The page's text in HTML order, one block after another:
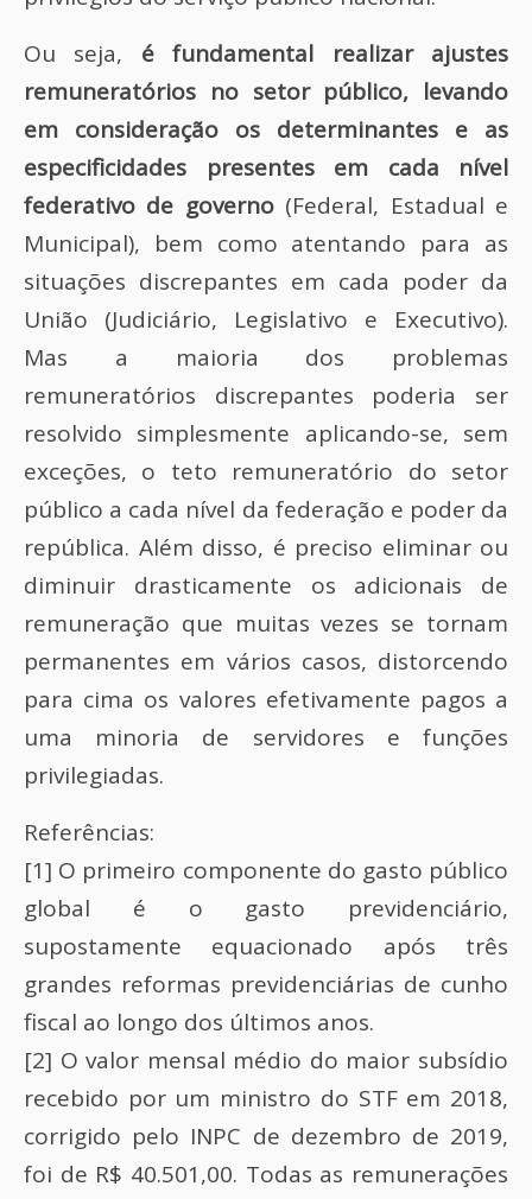
Ou seja, é fundamental realizar ajustes
remuneratórios no setor público, levando
em consideração os determinantes e as
especificidades presentes em cada nível
federativo de governo(Federal, Estadual e
Municipal), bem como atentando para as
situações discrepantes em cada poder da
União (Judiciário, Legislativo e Executivo).
Mas a maioria dos problemas
remuneratórios discrepantes poderia ser
resolvido simplesmente aplicando-se, sem
exceções, o teto remuneratório do setor
público a cada nível da federação e poder da
república. Além disso, é preciso eliminar ou
diminuir drasticamente os adicionais de
remuneração que muitas vezes se tornam
permanentes em vários casos, distorcendo
para cima os valores efetivamente pagos a
uma minoria de servidores e funções
privilegiadas.
Referências:
[1] O primeiro componente do gasto público
global é o gasto previdenciário,
supostamente equacionado após três
grandes reformas previdenciárias de cunho
fiscal ao longo dos últimos anos.
[2] O valor mensal médio do maior subsídio
recebido por um ministro do STF em 2018,
corrigido pelo INPC de dezembro de 2019,
foi de R$ 40.501,00. Todas as remunerações